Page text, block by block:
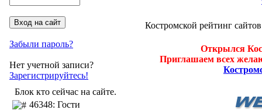
Забыли пароль?
Нет учетной записи?
Зарегистрируйтесь!
Блок кто сейчас на сайте.
46348: Гости
Костромской рейтинг сайтов
Открылся
Приглашаем всех